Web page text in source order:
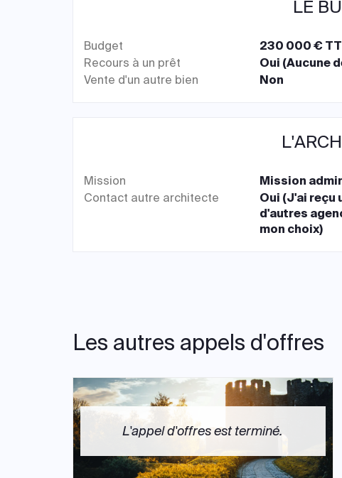
LE
Budget
230 000 €
Recours à un prêt
Oui (Aucune
Vente d'un autre bien
Non
Mission
Mission
Contact autre architecte
Oui (J'ai reçu
d'autres
mon choix)
Les autres appels d'offres
L'appel d'offres est terminé.